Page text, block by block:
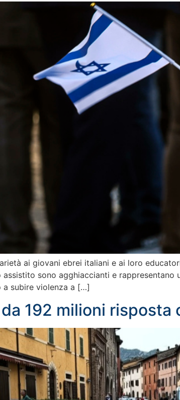
ai giovani ebrei italiani e ai loro
sono agghiaccianti e
a subire violenza a […]
192 milioni risposta